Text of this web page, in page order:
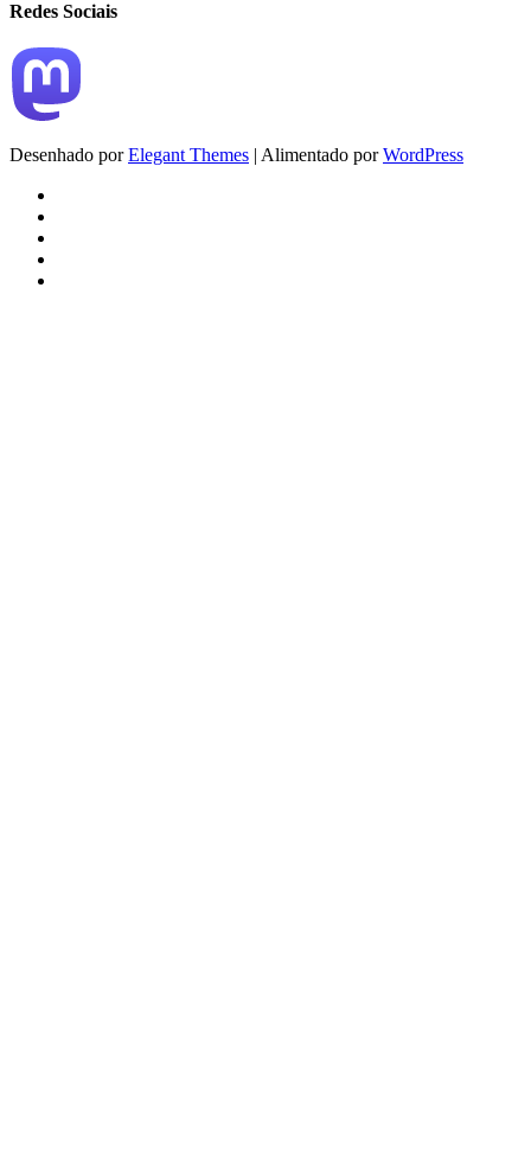
Redes Sociais
Desenhado porElegant Themes | Alimentado porWordPress